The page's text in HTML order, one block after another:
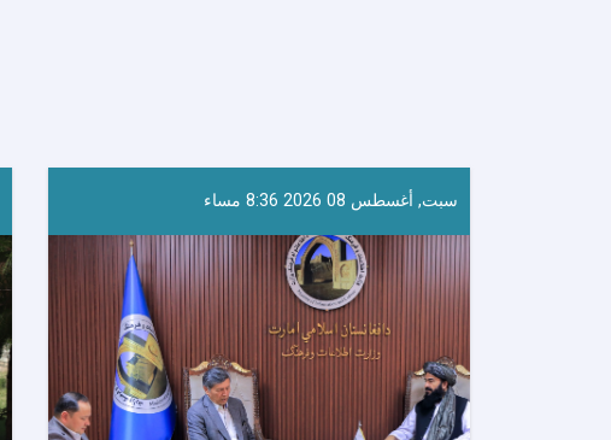
سبت, أغسطس 08 2026 8:36 مساء